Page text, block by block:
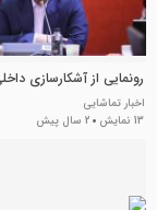
رونمایی از آشکارسازی
اخبار تماشایی
13 نمایش
2 سال پیش